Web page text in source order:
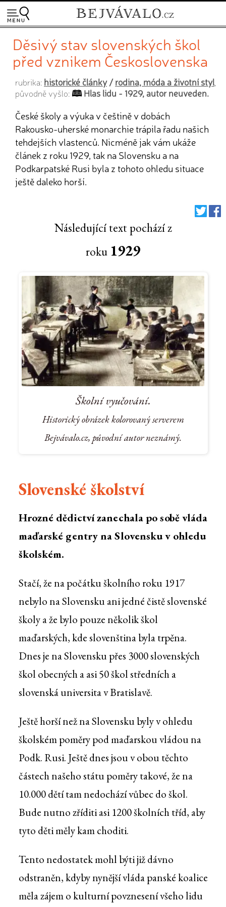
Děsivý stav slovenských škol
před vznikem Československa
rubrika: historické články/rodina, móda a životní styl
původně vyšlo:
Hlas lidu - 1929, autor neuveden.
České školy a výuka v češtině v dobách
Rakousko-uherské monarchie trápila řadu našich
tehdejších vlastenců. Nicméně jak vám ukáže
článek z roku 1929, tak na Slovensku a na
Podkarpatské Rusi byla z tohoto ohledu situace
ještě daleko horší.
Následující text pochází z
roku 1929
Školní vyučování.
Historický obrázek kolorovaný serverem
Bejvávalo.cz, původní autor neznámý.
Slovenské školství
Hrozné dědictví zanechala po sobě vláda
maďarské gentry na Slovensku v ohledu
školském.
Stačí, že na počátku školního roku 1917
nebylo na Slovensku ani jedné čistě slovenské
školy a že bylo pouze několik škol
maďarských, kde slovenština byla trpěna.
Dnes je na Slovensku přes 3000 slovenských
škol obecných a asi 50 škol středních a
slovenská universita v Bratislavě.
Ještě horší než na Slovensku byly v ohledu
školském poměry pod maďarskou vládou na
Podk. Rusi. Ještě dnes jsou v obou těchto
částech našeho státu poměry takové, že na
10.000 dětí tam nedochází vůbec do škol.
Bude nutno zříditi asi 1200 školních tříd, aby
tyto děti měly kam choditi.
Tento nedostatek mohl býti již dávno
odstraněn, kdyby nynější vláda panské koalice
měla zájem o kulturní povznesení všeho lidu